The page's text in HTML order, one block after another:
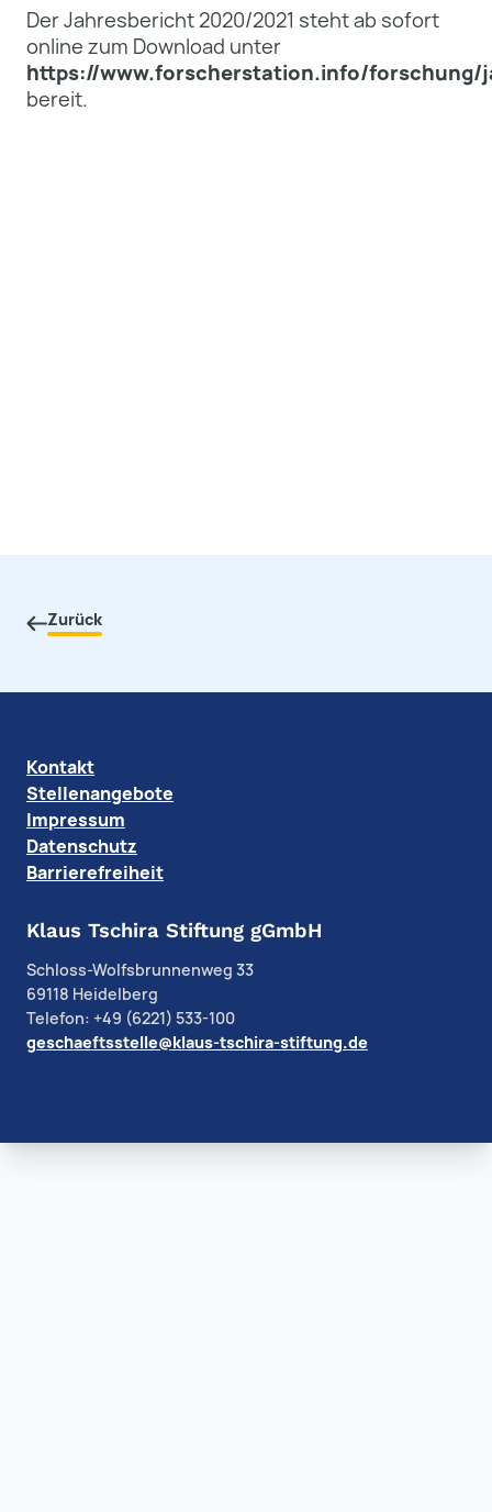
Der Jahresbericht 2020/2021 steht ab sofort
online zum Download unter
https://www.forscherstation.info/forschung/
bereit.
Zurück
Klaus Tschira Stiftung gGmbH
Schloss-Wolfsbrunnenweg 33
69118 Heidelberg
Telefon: +49 (6221) 533-100
geschaeftsstelle@klaus-tschira-stiftung.de
Kontakt
Stellenangebote
Impressum
Datenschutz
Barrierefreiheit